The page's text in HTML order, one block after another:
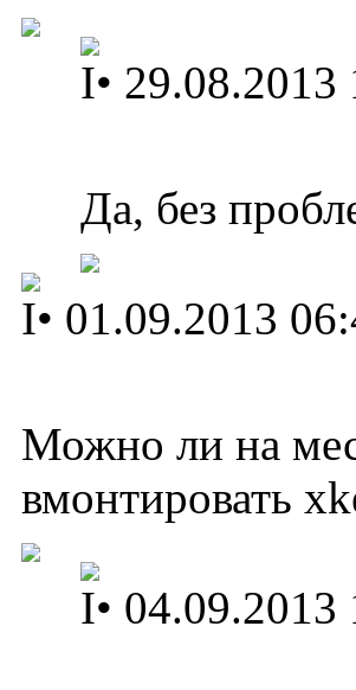
I• 29.08.2013
Да, без
I• 01.09.2013
Можно ли на
вмонтировать
I• 04.09.2013